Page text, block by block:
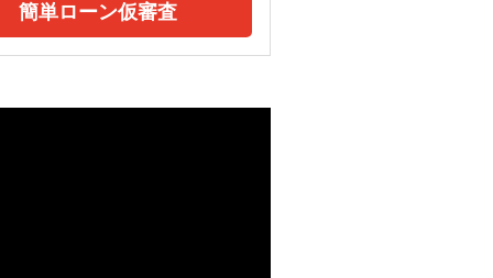
簡単ローン仮審査